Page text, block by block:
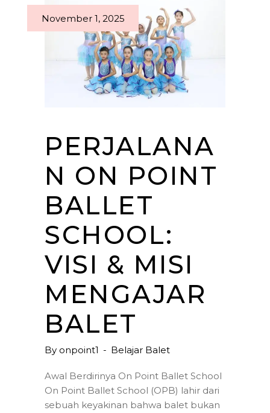
November 1, 2025
PERJALANA
N ON POINT
BALLET
SCHOOL:
VISI & MISI
MENGAJAR
BALET
By onpoint1 Belajar Balet
Awal Berdirinya On Point Ballet School
On Point Ballet School (OPB) lahir dari
sebuah keyakinan bahwa balet bukan